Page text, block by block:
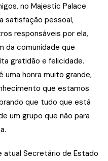
no Majestic Palace
satisfação pessoal,
responsáveis por ela,
da comunidade que
gratidão e felicidade.
honra muito grande,
que estamos
que tudo que está
um grupo que não para
atual Secretário de Estado